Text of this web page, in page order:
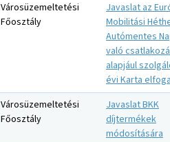
Városüzemeltetési
Főosztály
Javaslat az
Mobilitási
Autómentes
való
alapjául
évi Karta
Városüzemeltetési
Főosztály
Javaslat BKK
díjtermékek
módosítására